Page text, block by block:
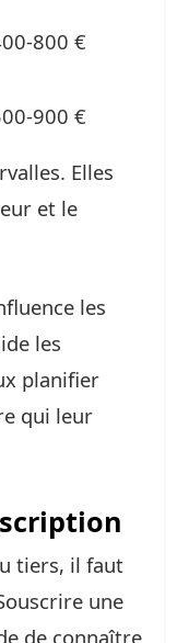
800 €
900 €
Elles
et le
les
les
planifier
qui leur
tiers, il faut
une
de connaître